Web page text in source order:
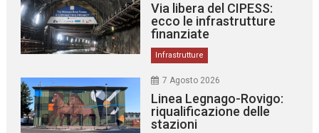
Via libera del CIPESS:
ecco le infrastrutture
finanziate
Infrastrutture
7 Agosto 2026
Linea Legnago-Rovigo:
riqualificazione delle
stazioni